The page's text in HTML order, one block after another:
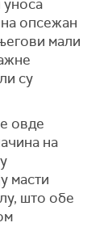
уноса
опсежан
мали
су
овде
на
масти
што обе